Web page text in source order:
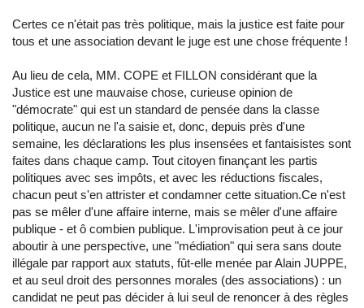
Certes ce n'était pas très politique, mais la justice est faite pour
tous et une association devant le juge est une chose fréquente !
Au lieu de cela, MM. COPE et FILLON considérant que la
Justice est une mauvaise chose, curieuse opinion de
"démocrate" qui est un standard de pensée dans la classe
politique, aucun ne l'a saisie et, donc, depuis près d'une
semaine, les déclarations les plus insensées et fantaisistes sont
faites dans chaque camp. Tout citoyen finançant les partis
politiques avec ses impôts, et avec les réductions fiscales,
chacun peut s'en attrister et condamner cette situation.Ce n'est
pas se mêler d'une affaire interne, mais se mêler d'une affaire
publique - et ô combien publique. L'improvisation peut à ce jour
aboutir à une perspective, une "médiation" qui sera sans doute
illégale par rapport aux statuts, fût-elle menée par Alain JUPPE,
et au seul droit des personnes morales (des associations) : un
candidat ne peut pas décider à lui seul de renoncer à des règles